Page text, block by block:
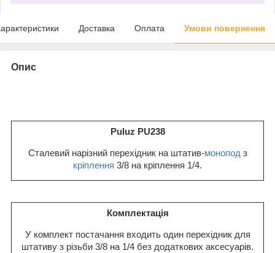
Доставка Оплата Умови повернення
Опис
Puluz PU238
Сталевий нарізний перехідник на штатив-моноподз
кріплення 3/8 на кріплення 1/4.
Комплектація
У комплект постачання входить один перехідник для
штативу з різьби 3/8 на 1/4 без додаткових аксесуарів.